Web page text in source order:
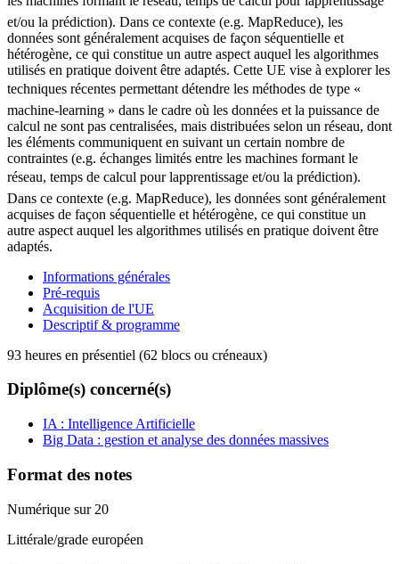
et/ou la prédiction). Dans ce contexte (e.g. MapReduce), les
données sont généralement acquises de façon séquentielle et
hétérogène, ce qui constitue un autre aspect auquel les algorithmes
utilisés en pratique doivent être adaptés. Cette UE vise à explorer les
techniques récentes permettant détendre les méthodes de type «
machine-learning » dans le cadre où les données et la puissance de
calcul ne sont pas centralisées, mais distribuées selon un réseau, dont
les éléments communiquent en suivant un certain nombre de
contraintes (e.g. échanges limités entre les machines formant le
réseau, temps de calcul pour lapprentissage et/ou la prédiction).
Dans ce contexte (e.g. MapReduce), les données sont généralement
acquises de façon séquentielle et hétérogène, ce qui constitue un
autre aspect auquel les algorithmes utilisés en pratique doivent être
adaptés.
Informations générales
Pré-requis
Acquisition de l'UE
Descriptif & programme
93 heures en présentiel (62 blocs ou créneaux)
Diplôme(s) concerné(s)
IA : Intelligence Artificielle
Big Data : gestion et analyse des données massives
Format des notes
Numérique sur 20
Littérale/grade européen